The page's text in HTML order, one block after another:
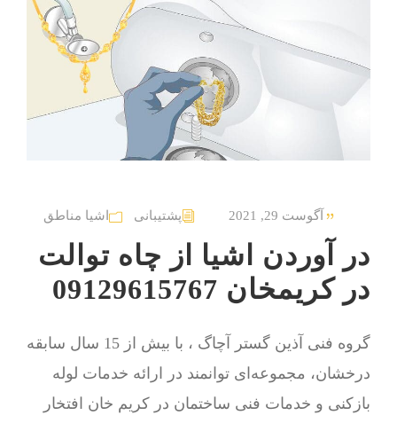
آگوست 29, 2021 پشتیبانی اشیا مناطق
در آوردن اشیا از چاه توالت
در کریمخان 09129615767
گروه فنی آذین گستر آچاگ ، با بیش از 15 سال سابقه
درخشان، مجموعه‌ای توانمند در ارائه خدمات لوله
بازکنی و خدمات فنی ساختمان در کریم خان افتخار